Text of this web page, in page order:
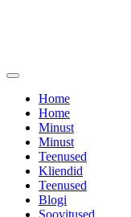
Menüü
Home
Home
Minust
Minust
Teenused
Kliendid
Teenused
Blogi
Soovitused